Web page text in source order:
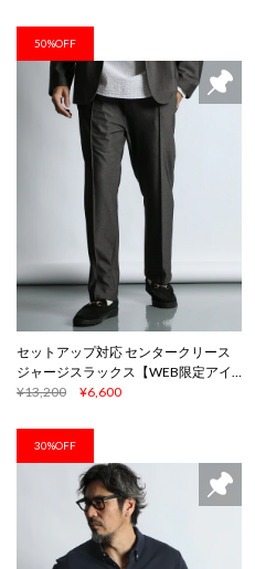
50%OFF
セットアップ対応 センタークリース
ジャージスラックス【WEB限定アイ
テム】
¥13,200 ¥6,600
30%OFF